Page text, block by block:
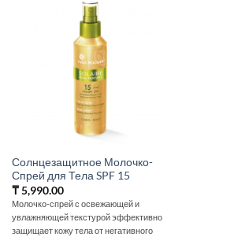
Солнцезащитное Молочко-
Спрей для Тела SPF 15
₸5,990.00
Молочко-спрей с освежающей и
увлажняющей текстурой эффективно
защищает кожу тела от негативного